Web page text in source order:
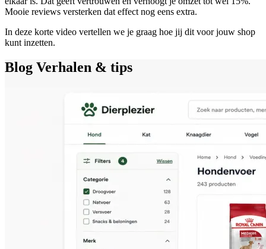
Mooie reviews versterken dat effect nog eens extra.
In deze korte video vertellen we je graag hoe jij dit voor jouw shop
kunt inzetten.
Blog Verhalen & tips